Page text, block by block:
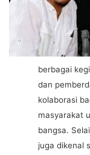
berbagai
dan
kolaborasi
masyarakat
bangsa.
juga dikenal